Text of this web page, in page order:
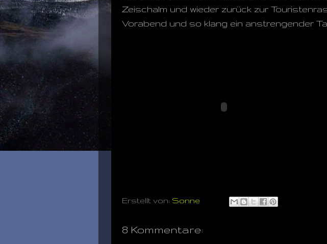
Zeischalm und wieder zurück zur
Vorabend und so klang ein anstrengender
Erstellt von: Sonne
8 Kommentare: